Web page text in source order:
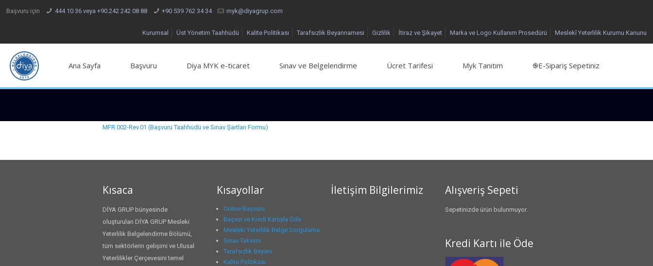
Başvuru için 444 10 36 veya +90.242 242 08 88 +90 539 762 34 34 myk@diyagrup.com
Kurumsal Üst Yönetim Taahhüdü Kalite Politikası Tarafsızlık Beyannamesi Gizlilik İtiraz ve Şikayet Marka ve Logo Kullanım Prosedürü Meslekî Yeterlilik Kurumu Kanunu
Ana Sayfa Başvuru Diya MYK e-ticaret Sınav ve Belgelendirme Ücret Tarifesi Myk Tanıtım ֎E-Sipariş Sepetiniz
MFR.002-Rev.01 (Başvuru Taahhüdü ve Sınav Şartları Formu)
Kısaca
DİYA GRUP bünyesinde
oluşturulan DİYA GRUP Mesleki
Yeterlilik Belgelendirme Bölümü,
tüm sektörlerin gelişimi ve Ulusal
Yeterlilikler Çerçevesini temel
Kısayollar
Online Başvuru
Başvur ve Kredi Kartıyla Öde
Mesleki Yeterlilik Belge Sorgulama
Sınav Takvimi
Tarafsızlık Beyanı
Kalite Politikası
İletişim Bilgilerimiz Alışveriş Sepeti
Sepetinizde ürün bulunmuyor.
Kredi Kartı ile Öde